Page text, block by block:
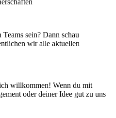
sein? Dann schau
wir alle aktuellen
willkommen! Wenn du mit
oder deiner Idee gut zu uns